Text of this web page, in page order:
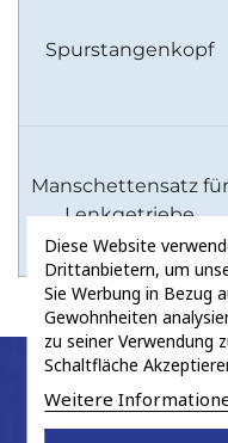
Diese Website
Drittanbietern, um
Sie Werbung in Bezug
Gewohnheiten
zu seiner Verwendung
Schaltfläche
Weitere
Spurstangenkopf
Manschettensatz für
Lenkgetriebe
Kontakt